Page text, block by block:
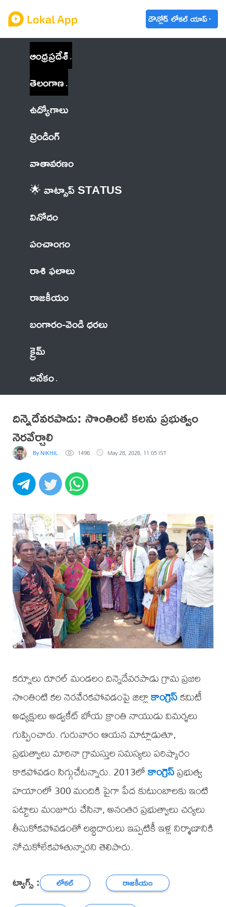
డౌన్లోడ్ లోకల్ యాప్
ఆంధ్రప్రదేశ్
తెలంగాణ
ఉద్యోగాలు
ట్రెండింగ్
వాతావరణం
🌟 వాట్సాప్ STATUS
వినోదం
పంచాంగం
రాశి ఫలాలు
రాజకీయం
బంగారం-వెండి ధరలు
క్రైమ్
అనేకం
దిన్నెదేవరపాడు: సొంతింటి కలను ప్రభుత్వం
నెరవేర్చాలి
By NIKHIL 1496 May 28, 2026, 11:05 IST
కర్నూలు రూరల్ మండలం దిన్నెదేవరపాడు గ్రామ ప్రజల
సొంతింటి కల నెరవేరకపోవడంపై జిల్లాకాంగ్రెస్కమిటీ
అధ్యక్షులు అడ్వకేట్ బోయ క్రాంతి నాయుడు విమర్శలు
గుప్పించారు. గురువారం ఆయన మాట్లాడుతూ,
ప్రభుత్వాలు మారినా గ్రామస్తుల సమస్యలు పరిష్కారం
కాకపోవడం సిగ్గుచేటన్నారు. 2013లోకాంగ్రెస్ప్రభుత్వ
హయాంలో 300 మందికి పైగా పేద కుటుంబాలకు ఇంటి
పట్టాలు మంజూరు చేసినా, అనంతర ప్రభుత్వాలు చర్యలు
తీసుకోకపోవడంతో లబ్ధిదారులు ఇప్పటికీ ఇళ్ల నిర్మాణానికి
నోచుకోలేకపోతున్నారని తెలిపారు.
ట్యాగ్స్ : లోకల్
రాజకీయం